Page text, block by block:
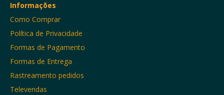
Informações
Como Comprar
Política de Privacidade
Formas de Pagamento
Formas de Entrega
Rastreamento pedidos
Televendas